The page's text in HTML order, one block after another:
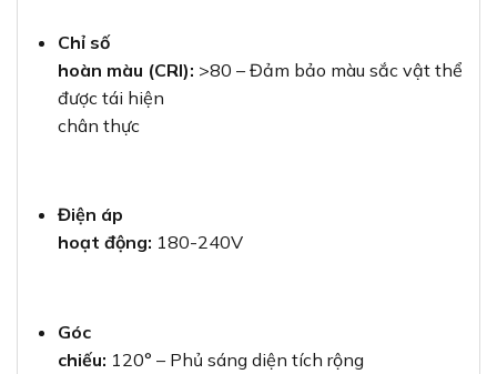
Chỉ số
hoàn màu (CRI): >80 – Đảm bảo màu sắc vật thể
được tái hiện
chân thực
Điện áp
hoạt động: 180-240V
Góc
chiếu: 120° – Phủ sáng diện tích rộng